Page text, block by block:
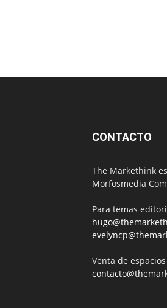
CONTACTO
The Markethink
Morfosmedia
Para temas
Venta de